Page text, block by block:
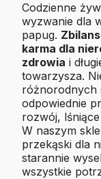
Codzienne
wyzwanie dla
papug.
karma dla
zdrowia i
towarzysza.
różnorodnych
odpowiednie
rozwój,
W naszym
przekąski dla
starannie
wszystkie